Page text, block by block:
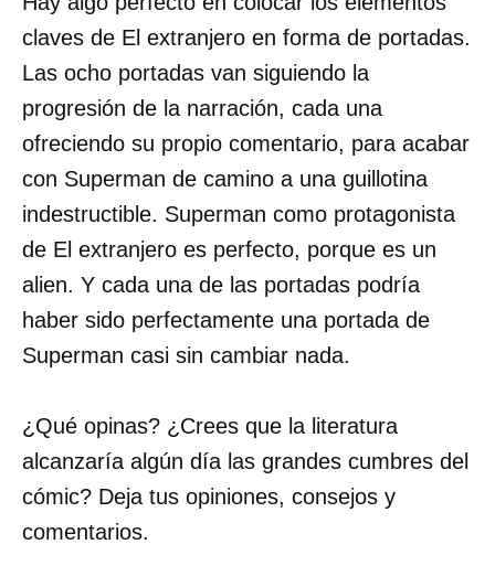
claves de El extranjero en forma de portadas.
Las ocho portadas van siguiendo la
progresión de la narración, cada una
ofreciendo su propio comentario, para acabar
con Superman de camino a una guillotina
indestructible. Superman como protagonista
de El extranjero es perfecto, porque es un
alien. Y cada una de las portadas podría
haber sido perfectamente una portada de
Superman casi sin cambiar nada.
¿Qué opinas? ¿Crees que la literatura
alcanzaría algún día las grandes cumbres del
cómic? Deja tus opiniones, consejos y
comentarios.